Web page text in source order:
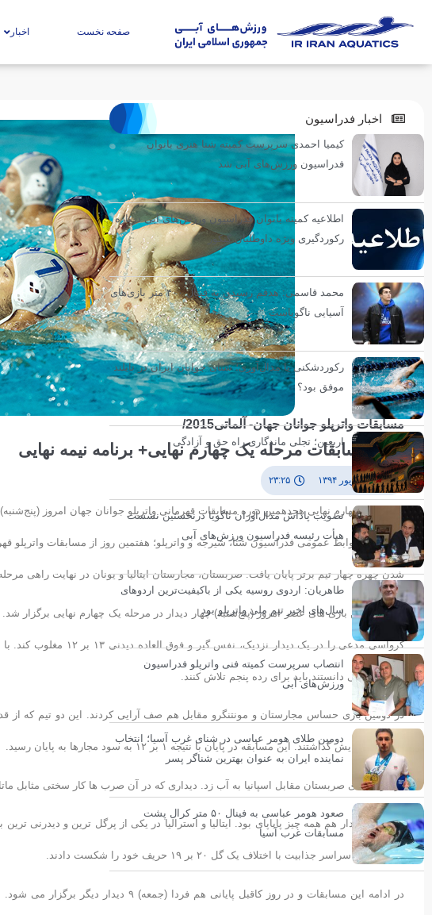
صفحه نخست اخبار
مسابقات واترپلو جوانان جهان- آلماتی2015/
نتایج مسابقات مرحله یک چهارم نهایی+ برنامه نیمه نهایی
۱۹ شهریور ۱۳۹۴ ۲۳:۲۵
مرحله یک چهارم نهایی هجدهمین دوره مسابقات قهرمانی واترپلو جوانان جهان امروز
شدن چهره چهار تیم برتر پایان یافت. صربستان، مجارستان ایتالیا و یونان در نهایت راهی
در مهم ترین بازی های عصر امروز (پنج‌شنبه) چهار دیدار در مرحله یک چهارم نهایی برگزار
کرواسی مدعی را در یک
مسابقات می دانستند باید برای رده پنجم تلاش کنند.
در دومین بازی حساس مجارستان و مونتنگرو مقابل هم صف آرایی کردند. این دو تیم که از
زیبا را به نمایش گذاشتند. این مسابقه در پایان با نتیجه ۱ بر ۱۲ به سود مجارها به پایان رسید.
در بازی بعدی صربستان مقابل اسپانیا به آب زد. دیداری که در آن صرب ها کار سختی مثابل ماتادورهای پرتلاش نداشتند
در آخرین دیدار هم همه چیز پایاپای بود. ایتالیا و استرالیا در یکی از پرگل ترین و دیدرنی
این مسابقه سراسر جذابیت با اختلاف یک گل ۲۰ بر ۱۹ حریف خود را شکست دادند.
در ادامه این مسابقات و در روز کاقبل پایانی
اخبار فدراسیون
کیمیا احمدی سرپرست کمیته شنا هنری بانوان
فدراسیون ورزش‌های آبی شد
اطلاعیه کمیته بانوان فدراسیون ورزش‌های آبی درباره
رکوردگیری ویژه داوطلبان کنکور
محمد قاسمی: هدفم رسیدن به فینال ۴۰۰ متر بازی‌های
آسیایی ناگویاست
رکوردشکنی یا مدال‌آوری؛ شنای جوانان ایران در تایلند
موفق بود؟
اربعین؛ تجلی ماندگاری راه حق و آزادگی
تصویب پاداش مدال‌آوران ناگویا درنخستین نشست
هیأت رئیسه فدراسیون ورزش‌های آبی
طاهریان: اردوی روسیه یکی از باکیفیت‌ترین اردوهای
سال‌های اخیر تیم ملی واترپلو بود
انتصاب سرپرست کمیته فنی واترپلو فدراسیون
ورزش‌های آبی
دومین طلای هومر عباسی در شنای غرب آسیا؛ انتخاب
نماینده ایران به عنوان بهترین شناگر پسر
صعود هومر عباسی به فینال ۵۰ متر کرال پشت
مسابقات غرب آسیا